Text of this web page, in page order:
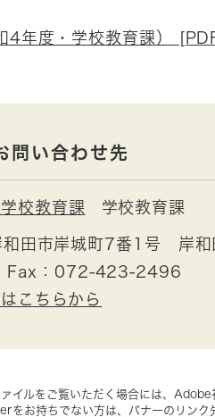
4年度・学校教育課）
問い合わせ先
校教育課 学校教育課
和田市岸城町7番1号 岸和
Fax：072-423-2496
こちらから
イルをご覧いただく場合には、
をお持ちでない方は、バナーのリンク